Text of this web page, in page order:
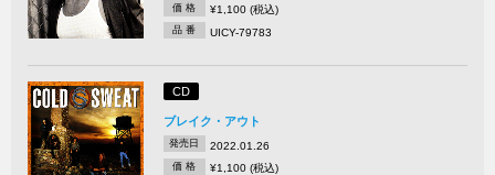
価 格 ¥1,100 (税込)
品 番 UICY-79783
CD
ブレイク・アウト
発売日 2022.01.26
価 格 ¥1,100 (税込)